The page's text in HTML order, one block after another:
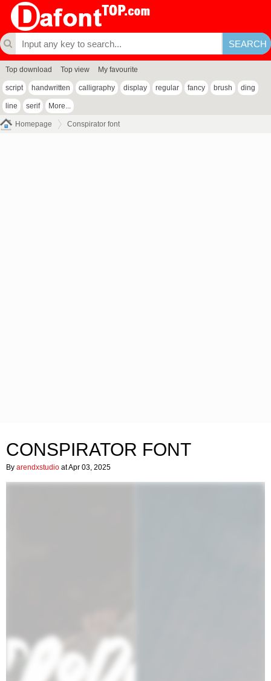
Top download Top view My favourite
script handwritten calligraphy display regular fancy brush ding
line serif More...
Homepage Conspirator font
CONSPIRATOR FONT
By arendxstudio at Apr 03, 2025